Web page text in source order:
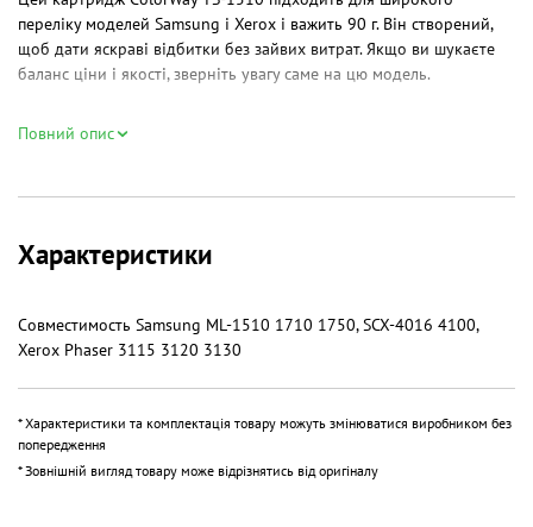
переліку моделей Samsung і Xerox і важить 90 г. Він створений,
щоб дати яскраві відбитки без зайвих витрат. Якщо ви шукаєте
баланс ціни і якості, зверніть увагу саме на цю модель.
Чому варто звернути увагу
налаштувань.
Яскраві кольори і контраст — тонер для кольорового
лазерного принтера дає живі відтінки при друці фото і графіки;
підходить до моделей Samsung ML і SCX, а також до Xerox Phaser;
економія часу і запасів.
Економія на тиражі — 90 г порошку показує адекватну витрату,
Повний опис
Характеристики
Совместимость Samsung ML-1510 1710 1750, SCX-4016 4100,
Xerox Phaser 3115 3120 3130
* Характеристики та комплектація товару можуть змінюватися виробником без
попередження
* Зовнішній вигляд товару може відрізнятись від оригіналу